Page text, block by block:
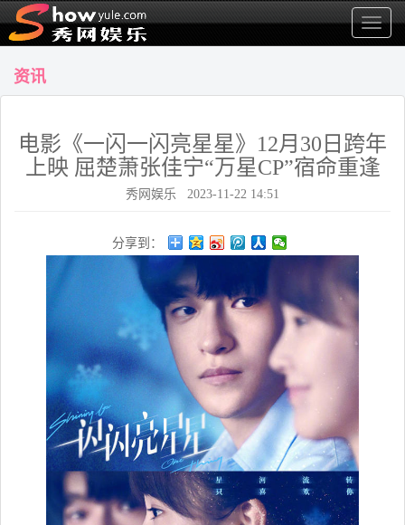
显
示
资讯
电影《一闪一闪亮星星》12月30日跨年
上映 屈楚萧张佳宁“万星CP”宿命重逢
秀网娱乐 2023-11-22 14:51
分享到：